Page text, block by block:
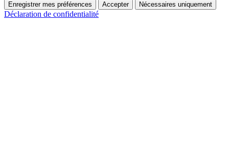
Enregistrer mes préférences Accepter Nécessaires uniquement
Déclaration de confidentialité